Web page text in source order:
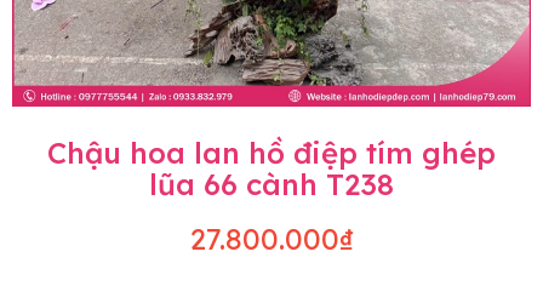
Chậu hoa lan hồ điệp tím ghép
lũa 66 cành T238
27.800.000₫